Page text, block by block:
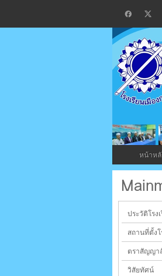
โ
ก
ระบบบริ
หน้าห
ประวัติโรง
สถานที่ตั้งโ
ตราสัญญา
วิสัยทัศน์